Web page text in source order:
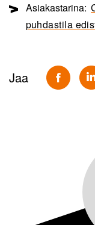
Asiakastarina:
puhdastila
Jaa